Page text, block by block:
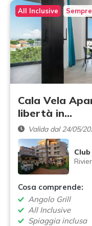
All Inclusive
Cala Vela
libertà in…
Valida dal 24/05/
Cosa comprende:
Angolo Grill
All Inclusive
Spiaggia inclusa